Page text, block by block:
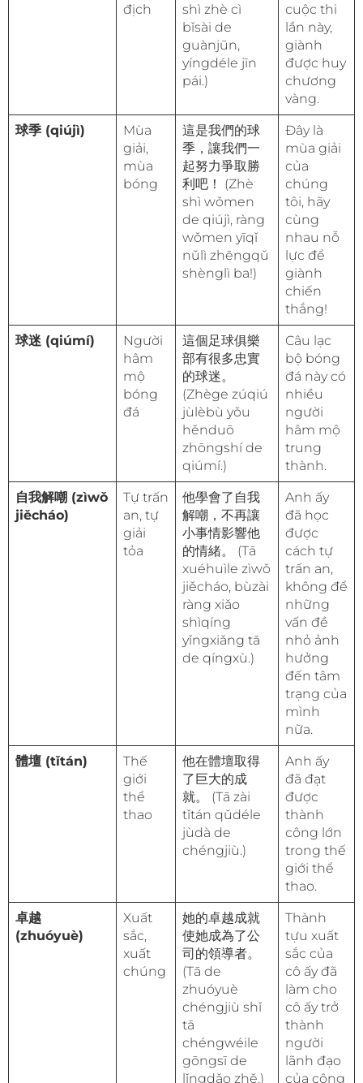
địch
shì zhè cì
bǐsài de
guànjūn,
yíngdéle jīn
pái.)
cuộc thi
lần này,
giành
được huy
chương
vàng.
球季 (qiújì)
Mùa
giải,
mùa
bóng
這是我們的球
季，讓我們一
起努力爭取勝
利吧！ (Zhè
shì wǒmen
de qiújì, ràng
wǒmen yīqǐ
nǔlì zhēngqǔ
shènglì ba!)
Đây là
mùa giải
của
chúng
tôi, hãy
cùng
nhau nỗ
lực để
giành
chiến
thắng!
球迷 (qiúmí)
Người
hâm
mộ
bóng
đá
這個足球俱樂
部有很多忠實
的球迷。
(Zhège zúqiú
jùlèbù yǒu
hěnduō
zhōngshí de
qiúmí.)
Câu lạc
bộ bóng
đá này có
nhiều
người
hâm mộ
trung
thành.
自我解嘲 (zìwǒ
jiěcháo)
Tự trấn
an, tự
giải
tỏa
他學會了自我
解嘲，不再讓
小事情影響他
的情緒。 (Tā
xuéhuìle zìwǒ
jiěcháo, bùzài
ràng xiǎo
shìqíng
yǐngxiǎng tā
de qíngxù.)
Anh ấy
đã học
được
cách tự
trấn an,
không để
những
vấn đề
nhỏ ảnh
hưởng
đến tâm
trạng của
mình
nữa.
體壇 (tǐtán)
Thế
giới
thể
thao
他在體壇取得
了巨大的成
就。 (Tā zài
tǐtán qǔdéle
jùdà de
chéngjiù.)
Anh ấy
đã đạt
được
thành
công lớn
trong thế
giới thể
thao.
卓越
(zhuóyuè)
Xuất
sắc,
xuất
chúng
她的卓越成就
使她成為了公
司的領導者。
(Tā de
zhuóyuè
chéngjiù shǐ
tā
chéngwéile
gōngsī de
lǐngdǎo zhě.)
Thành
tựu xuất
sắc của
cô ấy đã
làm cho
cô ấy trở
thành
người
lãnh đạo
của công